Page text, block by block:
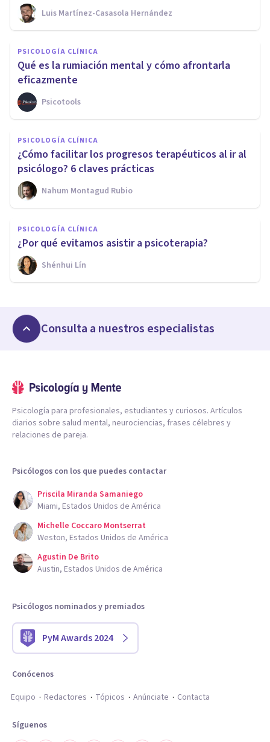
Luis Martínez-Casasola Hernández
PSICOLOGÍA CLÍNICA
Qué es la rumiación mental y cómo afrontarla
eficazmente
Psicotools
PSICOLOGÍA CLÍNICA
¿Cómo facilitar los progresos terapéuticos al ir al
psicólogo? 6 claves prácticas
Nahum Montagud Rubio
PSICOLOGÍA CLÍNICA
¿Por qué evitamos asistir a psicoterapia?
Shénhui Lín
Consulta a nuestros especialistas
Psicología para profesionales, estudiantes y curiosos. Artículos
diarios sobre salud mental, neurociencias, frases célebres y
relaciones de pareja.
Psicólogos con los que puedes contactar
Priscila Miranda Samaniego
Miami, Estados Unidos de América
Michelle Coccaro Montserrat
Weston, Estados Unidos de América
Agustin De Brito
Austin, Estados Unidos de América
Psicólogos nominados y premiados
PyM Awards 2024
Conócenos
Equipo
Redactores Tópicos Anúnciate Contacta
Síguenos